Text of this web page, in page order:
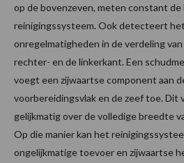
op de bovenzeven, meten constant
reinigingssysteem. Ook detecteert
onregelmatigheden in de verdeling
rechter- en de linkerkant. Een
voegt een zijwaartse component aan
voorbereidingsvlak en de zeef toe. Dit
gelijkmatig over de volledige breedte
Op die manier kan het
ongelijkmatige toevoer en zijwaartse